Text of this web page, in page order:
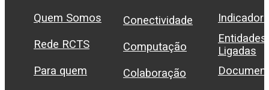
Quem Somos
Rede RCTS
Para quem
Conectividade
Computação
Colaboração
Entidades
Ligadas